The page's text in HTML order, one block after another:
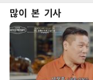
많이 본 기사